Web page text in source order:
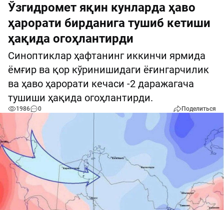
Ўзгидромет яқин кунларда ҳаво
ҳарорати бирданига тушиб кетиши
ҳақида огоҳлантирди
Синоптиклар ҳафтанинг иккинчи ярмида
ёмғир ва қор кўринишидаги ёғингарчилик
ва ҳаво ҳарорати кечаси -2 даражагача
тушиши ҳақида огоҳлантирди.
1986 0 Поделиться